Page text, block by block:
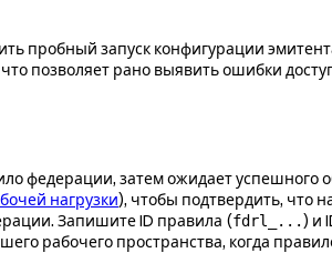
пробный запуск конфигурации
позволяет рано выявить ошибки
федерации, затем ожидает
нагрузки), чтобы подтвердить, что
Запишите ID правила (fdrl_...) и
рабочего пространства, когда